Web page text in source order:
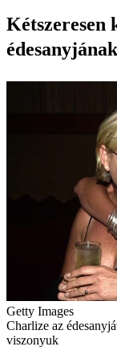
Kétszeresen
édesanyjának
Getty Images
Charlize az
viszonyuk